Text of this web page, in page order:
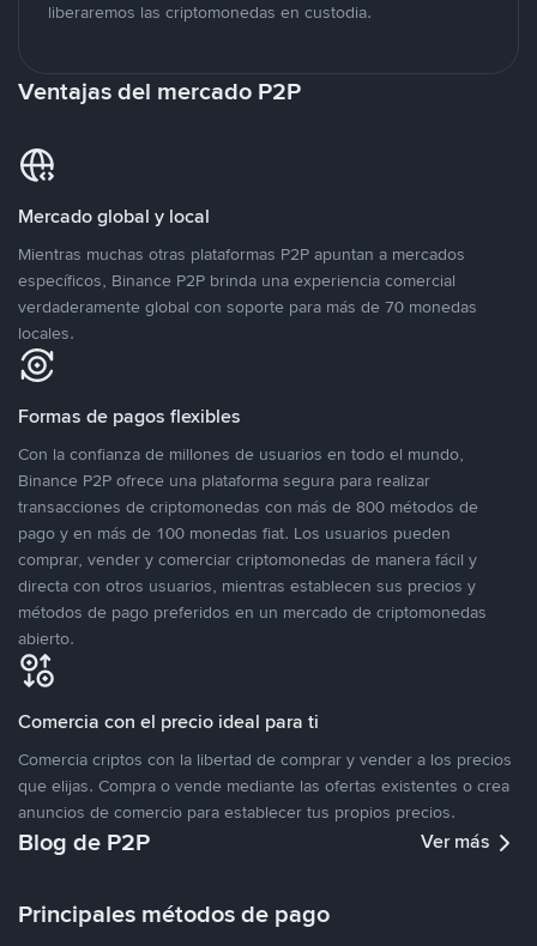
liberaremos las criptomonedas en custodia.
Ventajas del mercado P2P
Mercado global y local
Mientras muchas otras plataformas P2P apuntan a mercados
específicos, Binance P2P brinda una experiencia comercial
verdaderamente global con soporte para más de 70 monedas
locales.
Formas de pagos flexibles
Con la confianza de millones de usuarios en todo el mundo,
Binance P2P ofrece una plataforma segura para realizar
transacciones de criptomonedas con más de 800 métodos de
pago y en más de 100 monedas fiat. Los usuarios pueden
comprar, vender y comerciar criptomonedas de manera fácil y
directa con otros usuarios, mientras establecen sus precios y
métodos de pago preferidos en un mercado de criptomonedas
abierto.
Comercia con el precio ideal para ti
Comercia criptos con la libertad de comprar y vender a los precios
que elijas. Compra o vende mediante las ofertas existentes o crea
anuncios de comercio para establecer tus propios precios.
Blog de P2P Ver más
Principales métodos de pago